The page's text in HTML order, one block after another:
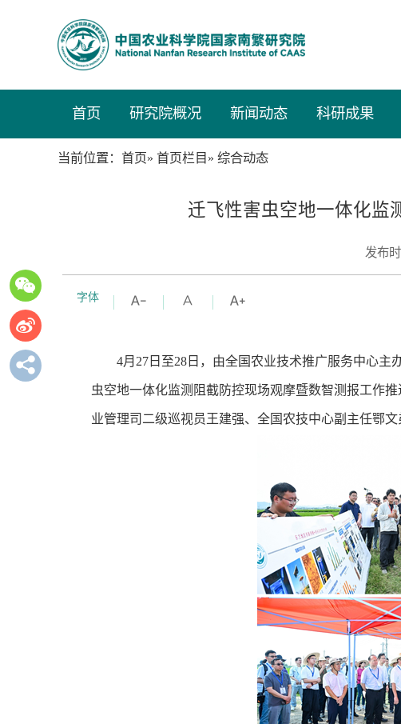
首页 研究院概况 新闻动态 科研成果
当前位置： 首页» 首页栏目 » 综合动态
迁飞性害虫空地一体化监
发布
字体
4月27日至28日，由全国农业技术推广服务中心
虫空地一体化监测阻截防控现场观摩暨数智测报工作
业管理司二级巡视员王建强、全国农技中心副主任鄂